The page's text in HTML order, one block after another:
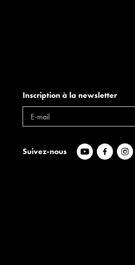
Inscription à la newsletter
Suivez-nous